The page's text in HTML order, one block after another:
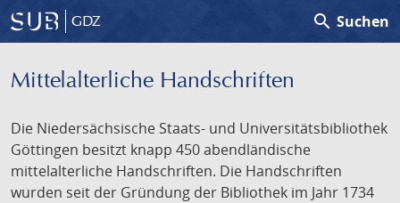
GDZ search Suchen
Mittelalterliche Handschriften
Die Niedersächsische Staats- und Universitätsbibliothek
Göttingen besitzt knapp 450 abendländische
mittelalterliche Handschriften. Die Handschriften
wurden seit der Gründung der Bibliothek im Jahr 1734